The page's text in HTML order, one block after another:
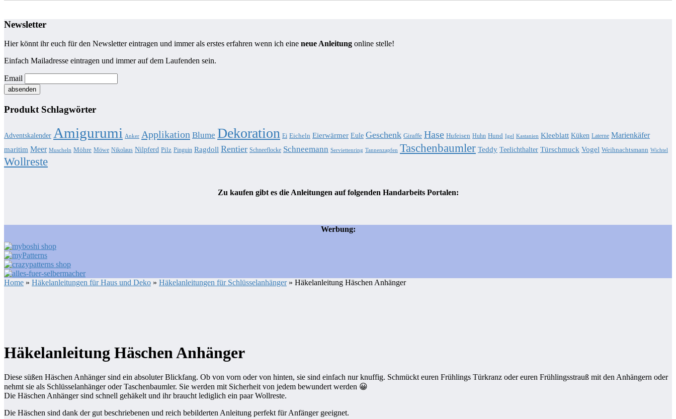
Newsletter
Hier könnt ihr euch für den Newsletter eintragen und immer als erstes erfahren wenn ich eine neue Anleitung online stelle!
Einfach Mailadresse eintragen und immer auf dem Laufenden sein.
Email
Produkt Schlagwörter
Adventskalender Amigurumi Anker Applikation Blume Dekoration Ei Eicheln Eierwärmer Eule Geschenk Giraffe Hase Hufeisen Huhn Hund Igel Kastanien Kleeblatt Küken Laterne Marienkäfer
maritim Meer Muscheln Möhre Möwe Nikolaus Nilpferd Pilz Pinguin Ragdoll Rentier Schneeflocke Schneemann Serviettenring Tannenzapfen Taschenbaumler Teddy Teelichthalter Türschmuck Vogel Weihnachtsmann Wichtel
Wollreste
Zu kaufen gibt es die Anleitungen auf folgenden Handarbeits Portalen:
Werbung:
Home » Häkelanleitungen für Haus und Deko » Häkelanleitungen für Schlüsselanhänger» Häkelanleitung Häschen Anhänger
Häkelanleitung Häschen Anhänger
Diese süßen Häschen Anhänger sind ein absoluter Blickfang. Ob von vorn oder von hinten, sie sind einfach nur knuffig. Schmückt euren Frühlings Türkranz oder euren Frühlingsstrauß mit den Anhängern oder
nehmt sie als Schlüsselanhänger oder Taschenbaumler. Sie werden mit Sicherheit von jedem bewundert werden 😀
Die Häschen Anhänger sind schnell gehäkelt und ihr braucht lediglich ein paar Wollreste.
Die Häschen sind dank der gut beschriebenen und reich bebilderten Anleitung perfekt für Anfänger geeignet.